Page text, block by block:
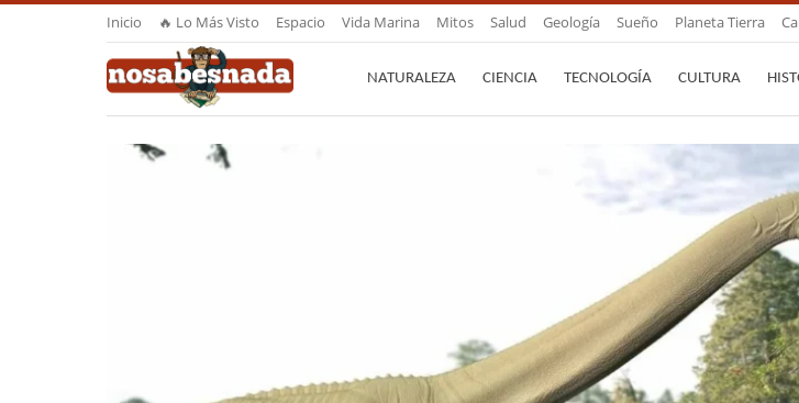
Inicio 🔥 Lo Más Visto Espacio Vida Marina Mitos Salud Geología Sueño Planeta Tierra
NATURALEZA CIENCIA TECNOLOGÍA CULTURA